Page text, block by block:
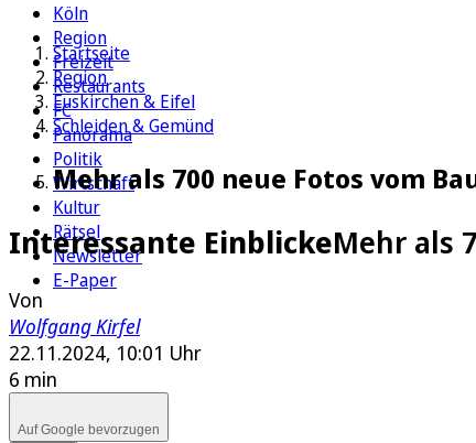
Köln
Region
Freizeit
Restaurants
FC
Panorama
Politik
Wirtschaft
Kultur
Rätsel
Newsletter
E-Paper
Startseite
Region
Euskirchen & Eifel
Schleiden & Gemünd
Mehr als 700 neue Fotos vom
Interessante EinblickeMehr als
Von
Wolfgang Kirfel
22.11.2024, 10:01 Uhr
6 min
Auf Google bevorzugen